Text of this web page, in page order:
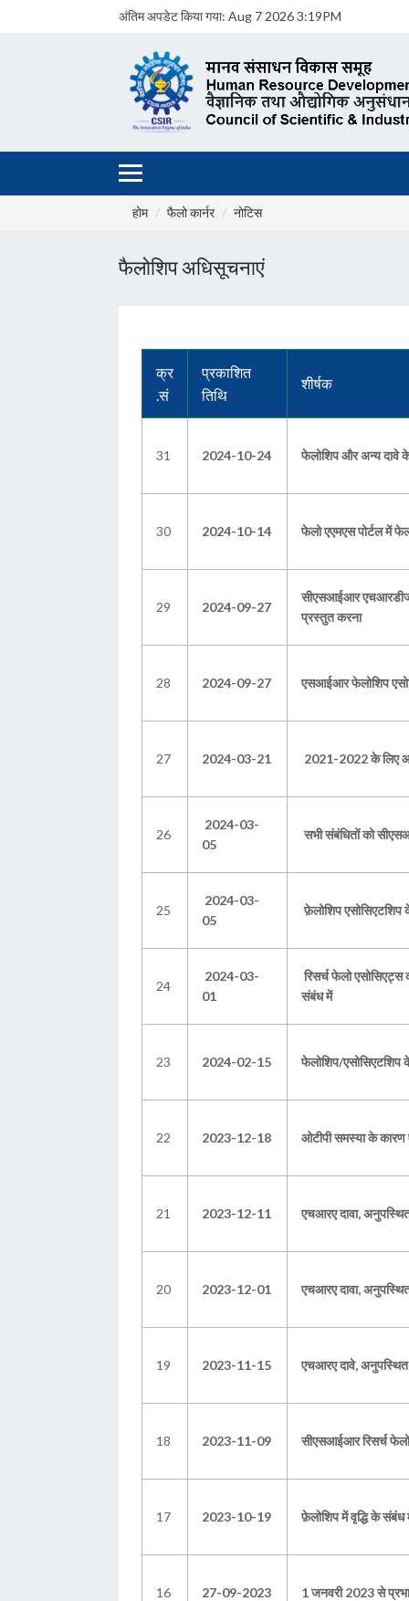
अंतिम अपडेट किया गया: Aug 7 2026 3:19PM
होम फैलो कार्नर नोटिस
फैलोशिप अधिसूचनाएं
क्र
.सं
प्रकाशित
तिथि
शीर्षक
31 2024-10-24 फेलोशिप और अन्य दावे
30 2024-10-14 फेलो एएमएस पोर्टल में
29 2024-09-27
सीएसआईआर एचआरडीजी
प्रस्तुत करना
28 2024-09-27 एसआईआर फेलोशिप
27 2024-03-21 2021-2022 के लिए
26
2024-03-
05
सभी संबंधितों को
25
2024-03-
05
फ़ेलोशिप
24
2024-03-
01
रिसर्च फेलो
संबंध में
23 2024-02-15 फेलोशिप/एसोसिएटशिप
22 2023-12-18 ओटीपी समस्या के
21 2023-12-11 एचआरए दावा,
20 2023-12-01 एचआरए दावा,
19 2023-11-15 एचआरए दावे, अनुपस्थित
18 2023-11-09 सीएसआईआर रिसर्च
17 2023-10-19 फ़ेलोशिप में वृद्धि के संबंध
16 27-09-2023 1 जनवरी 2023 से